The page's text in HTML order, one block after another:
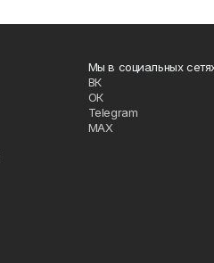
Мы в социальных
ВК
ОК
Telegram
MAX